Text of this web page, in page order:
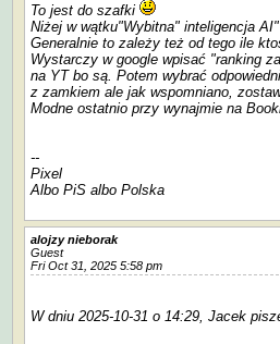
To jest do szafki
Niżej w wątku"Wybitna" inteligencja
Generalnie to zależy też od tego ile
Wystarczy w google wpisać "ranking
na YT bo są. Potem wybrać
z zamkiem ale jak wspomniano,
Modne ostatnio przy wynajmie na
--
Pixel
Albo PiS albo Polska
alojzy nieborak
Guest
Fri Oct 31, 2025 5:58 pm
W dniu 2025-10-31 o 14:29, Jacek